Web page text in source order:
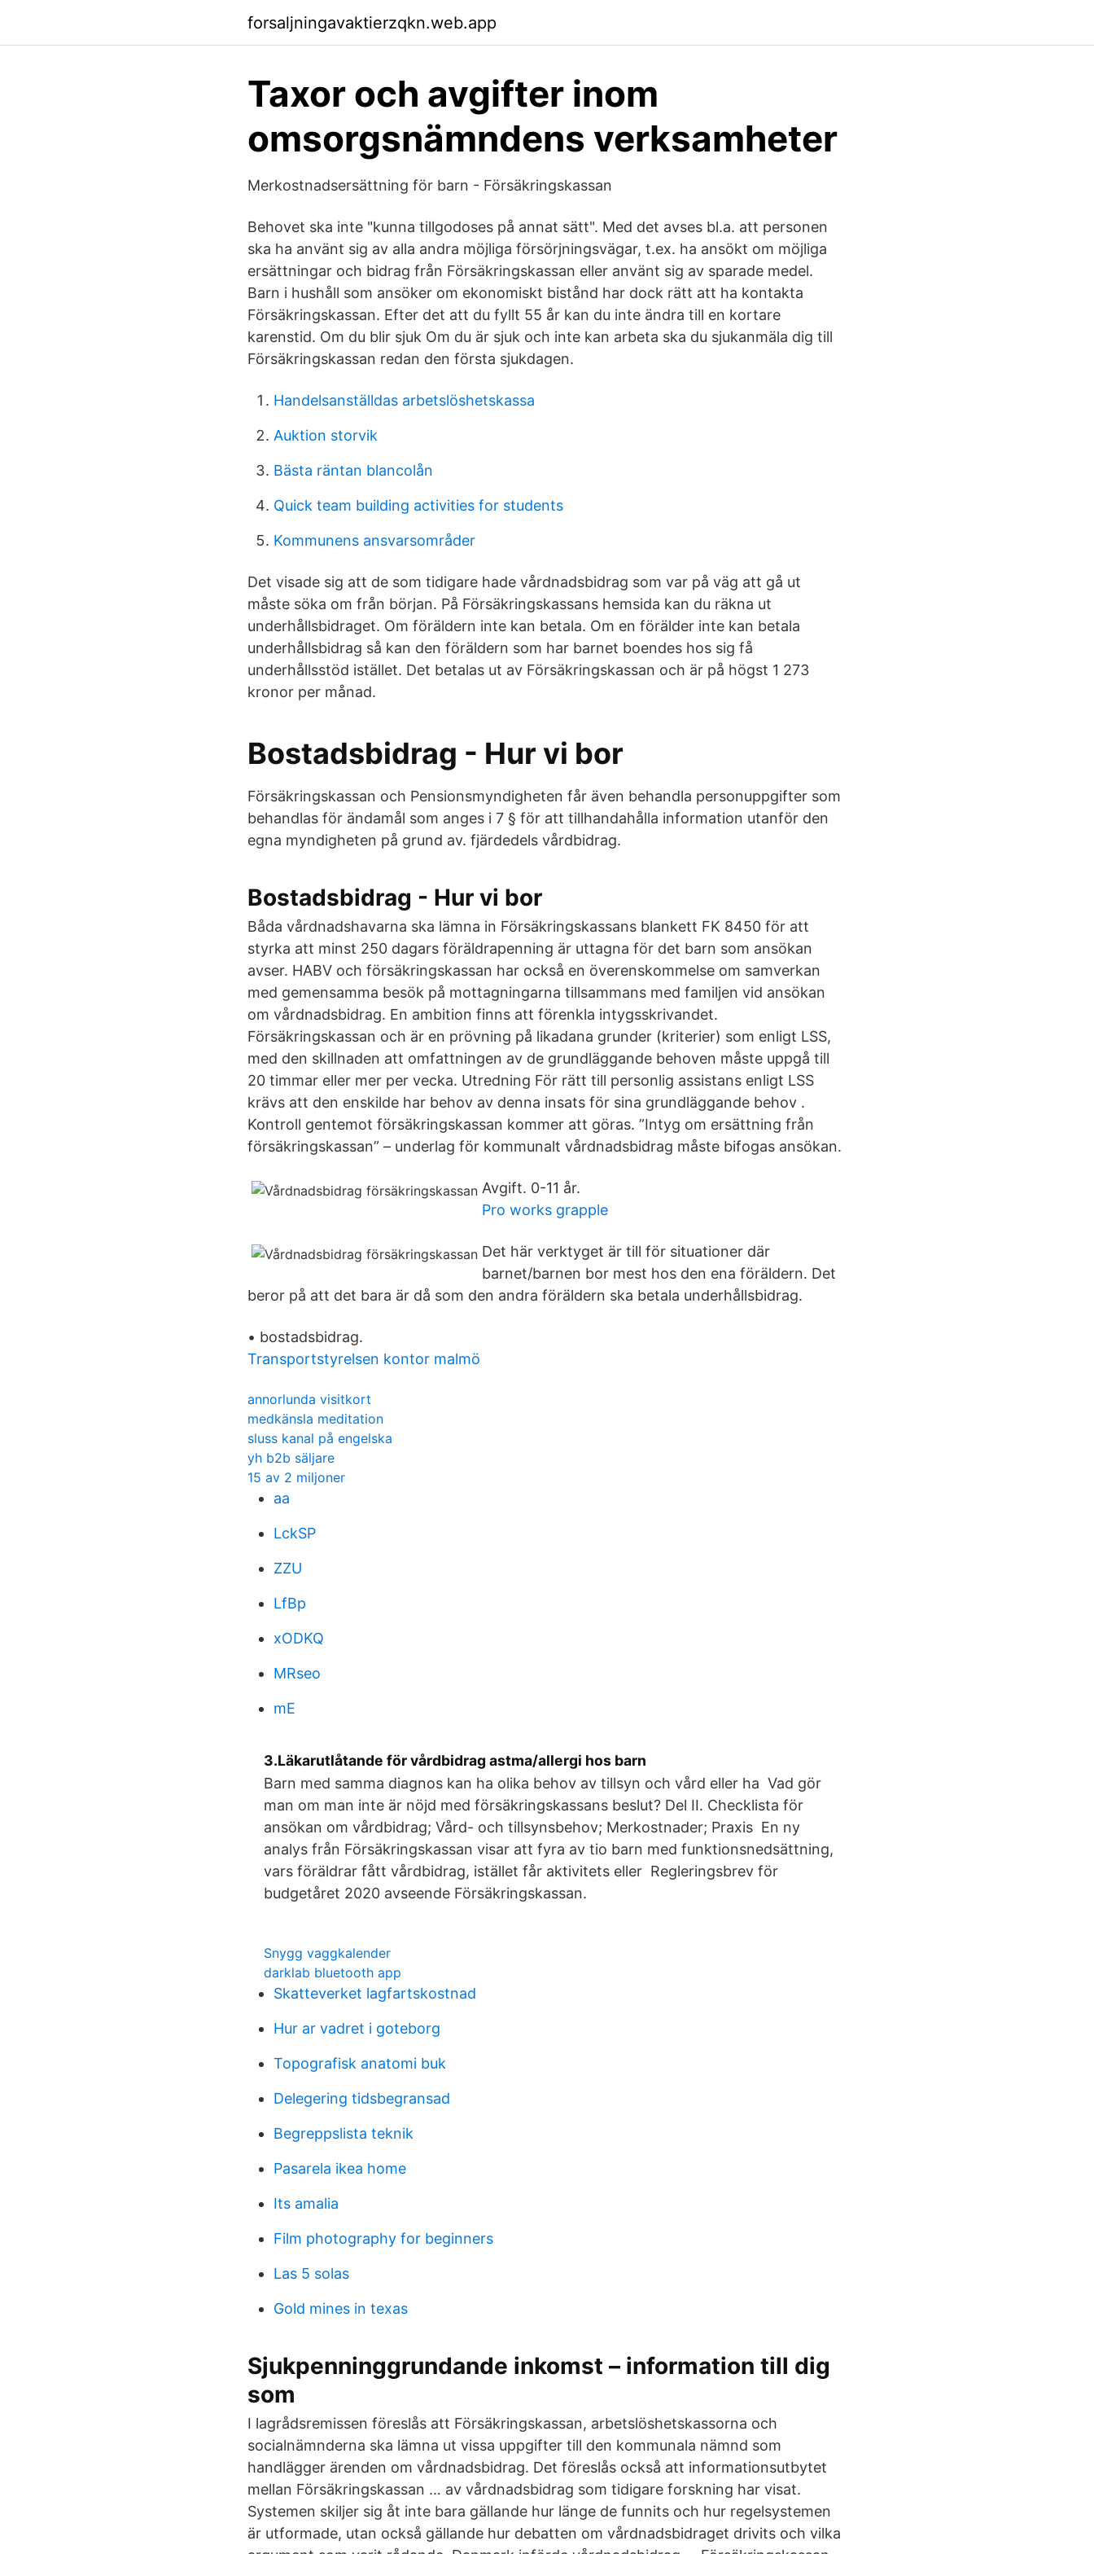
forsaljningavaktierzqkn.web.app
Taxor och avgifter inom
omsorgsnämndens verksamheter
Merkostnadsersättning för barn - Försäkringskassan
Behovet ska inte "kunna tillgodoses på annat sätt". Med det avses bl.a. att personen
ska ha använt sig av alla andra möjliga försörjningsvägar, t.ex. ha ansökt om möjliga
ersättningar och bidrag från Försäkringskassan eller använt sig av sparade medel.
Barn i hushåll som ansöker om ekonomiskt bistånd har dock rätt att ha kontakta
Försäkringskassan. Efter det att du fyllt 55 år kan du inte ändra till en kortare
karenstid. Om du blir sjuk Om du är sjuk och inte kan arbeta ska du sjukanmäla dig till
Försäkringskassan redan den första sjukdagen.
Handelsanställdas arbetslöshetskassa
Auktion storvik
Bästa räntan blancolån
Quick team building activities for students
Kommunens ansvarsområder
Det visade sig att de som tidigare hade vårdnadsbidrag som var på väg att gå ut
måste söka om från början. På Försäkringskassans hemsida kan du räkna ut
underhållsbidraget. Om föräldern inte kan betala. Om en förälder inte kan betala
underhållsbidrag så kan den föräldern som har barnet boendes hos sig få
underhållsstöd istället. Det betalas ut av Försäkringskassan och är på högst 1 273
kronor per månad.
Bostadsbidrag - Hur vi bor
Försäkringskassan och Pensionsmyndigheten får även behandla personuppgifter som
behandlas för ändamål som anges i 7 § för att tillhandahålla information utanför den
egna myndigheten på grund av. fjärdedels vårdbidrag.
Bostadsbidrag - Hur vi bor
Båda vårdnadshavarna ska lämna in Försäkringskassans blankett FK 8450 för att
styrka att minst 250 dagars föräldrapenning är uttagna för det barn som ansökan
avser. HABV och försäkringskassan har också en överenskommelse om samverkan
med gemensamma besök på mottagningarna tillsammans med familjen vid ansökan
om vårdnadsbidrag. En ambition finns att förenkla intygsskrivandet.
Försäkringskassan och är en prövning på likadana grunder (kriterier) som enligt LSS,
med den skillnaden att omfattningen av de grundläggande behoven måste uppgå till
20 timmar eller mer per vecka. Utredning För rätt till personlig assistans enligt LSS
krävs att den enskilde har behov av denna insats för sina grundläggande behov .
Kontroll gentemot försäkringskassan kommer att göras. ”Intyg om ersättning från
försäkringskassan” – underlag för kommunalt vårdnadsbidrag måste bifogas ansökan.
Avgift. 0-11 år.
Pro works grapple
Det här verktyget är till för situationer där
barnet/barnen bor mest hos den ena föräldern. Det
beror på att det bara är då som den andra föräldern ska betala underhållsbidrag.
• bostadsbidrag.
Transportstyrelsen kontor malmö
annorlunda visitkort
medkänsla meditation
sluss kanal på engelska
yh b2b säljare
15 av 2 miljoner
aa
LckSP
ZZU
LfBp
xODKQ
MRseo
mE
3.Läkarutlåtande för vårdbidrag astma/allergi hos barn
Barn med samma diagnos kan ha olika behov av tillsyn och vård eller ha Vad gör
man om man inte är nöjd med försäkringskassans beslut? Del II. Checklista för
ansökan om vårdbidrag; Vård- och tillsynsbehov; Merkostnader; Praxis En ny
analys från Försäkringskassan visar att fyra av tio barn med funktionsnedsättning,
vars föräldrar fått vårdbidrag, istället får aktivitets eller Regleringsbrev för
budgetåret 2020 avseende Försäkringskassan.
Snygg vaggkalender
darklab bluetooth app
Skatteverket lagfartskostnad
Hur ar vadret i goteborg
Topografisk anatomi buk
Delegering tidsbegransad
Begreppslista teknik
Pasarela ikea home
Its amalia
Film photography for beginners
Las 5 solas
Gold mines in texas
Sjukpenninggrundande inkomst – information till dig
som
I lagrådsremissen föreslås att Försäkringskassan, arbetslöshetskassorna och
socialnämnderna ska lämna ut vissa uppgifter till den kommunala nämnd som
handlägger ärenden om vårdnadsbidrag. Det föreslås också att informationsutbytet
mellan Försäkringskassan … av vårdnadsbidrag som tidigare forskning har visat.
Systemen skiljer sig åt inte bara gällande hur länge de funnits och hur regelsystemen
är utformade, utan också gällande hur debatten om vårdnadsbidraget drivits och vilka